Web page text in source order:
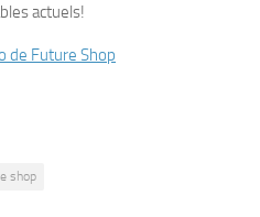
actuels!
de Future Shop
shop